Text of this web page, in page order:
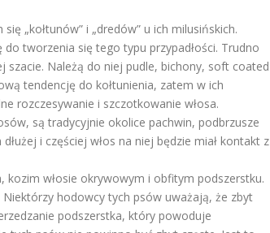
„kołtunów” i „dredów” u ich milusińskich.
do tworzenia się tego typu przypadłości. Trudno
Należą do niej pudle, bichony, soft coated
tendencję do kołtunienia, zatem w ich
rozczesywanie i szczotkowanie włosa.
są tradycyjnie okolice pachwin, podbrzusze
i częściej włos na niej będzie miał kontakt z
włosie okrywowym i obfitym podszerstku.
hodowcy tych psów uważają, że zbyt
podszerstka, który powoduje